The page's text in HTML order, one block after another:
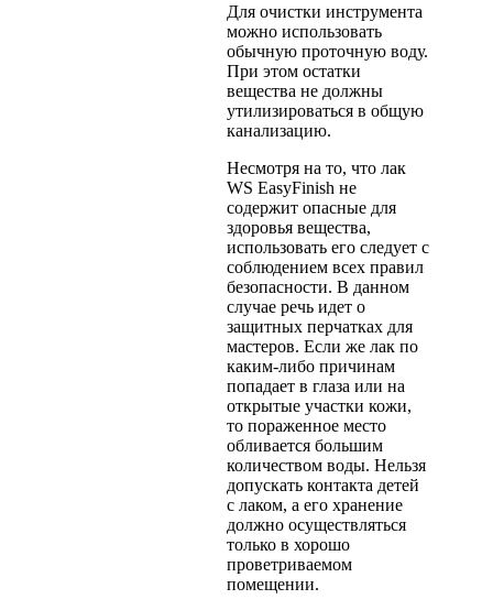
Для очистки инструмента
можно использовать
обычную проточную воду.
При этом остатки
вещества не должны
утилизироваться в общую
канализацию.
Несмотря на то, что лак
WS EasyFinish не
содержит опасные для
здоровья вещества,
использовать его следует с
соблюдением всех правил
безопасности. В данном
случае речь идет о
защитных перчатках для
мастеров. Если же лак по
каким-либо причинам
попадает в глаза или на
открытые участки кожи,
то пораженное место
обливается большим
количеством воды. Нельзя
допускать контакта детей
с лаком, а его хранение
должно осуществляться
только в хорошо
проветриваемом
помещении.